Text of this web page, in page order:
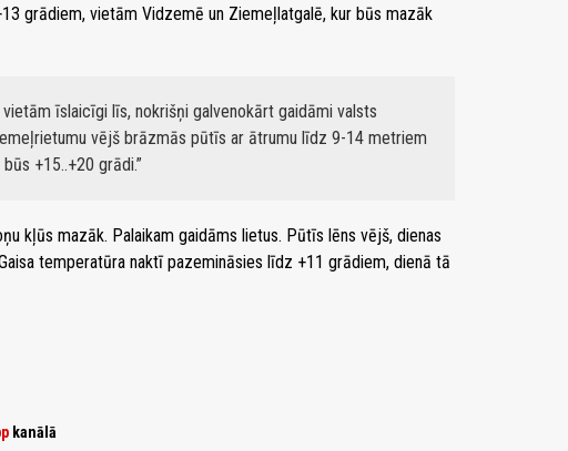
grādiem, vietām Vidzemē un Ziemeļlatgalē, kur būs mazāk
īslaicīgi līs, nokrišņi galvenokārt gaidāmi valsts
vējš brāzmās pūtīs ar ātrumu līdz 9-14 metriem
+15..+20 grādi.
kļūs mazāk. Palaikam gaidāms lietus. Pūtīs lēns vējš, dienas
temperatūra naktī pazemināsies līdz +11 grādiem, dienā tā
kanālā